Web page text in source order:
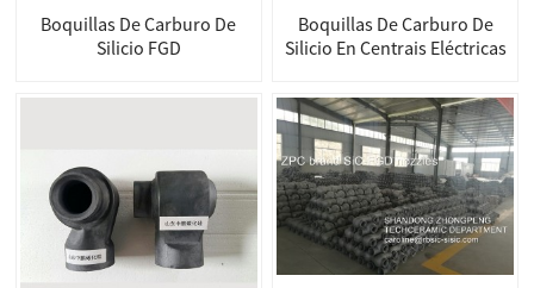
Boquillas De Carburo De
Silicio FGD
Boquillas De Carburo De
Silicio En Centrais Eléctricas